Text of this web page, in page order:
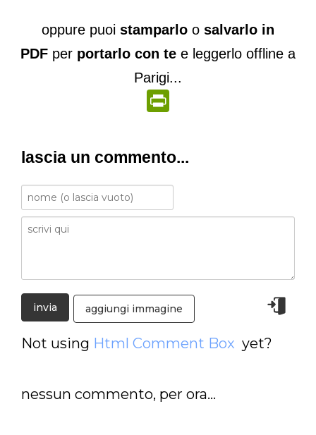
oppure puoi stamparlo o salvarlo in
PDF per portarlo con te e leggerlo offline a
Parigi...
lascia un commento...
aggiungi immagine
Not using Html Comment Box yet?
nessun commento, per ora...